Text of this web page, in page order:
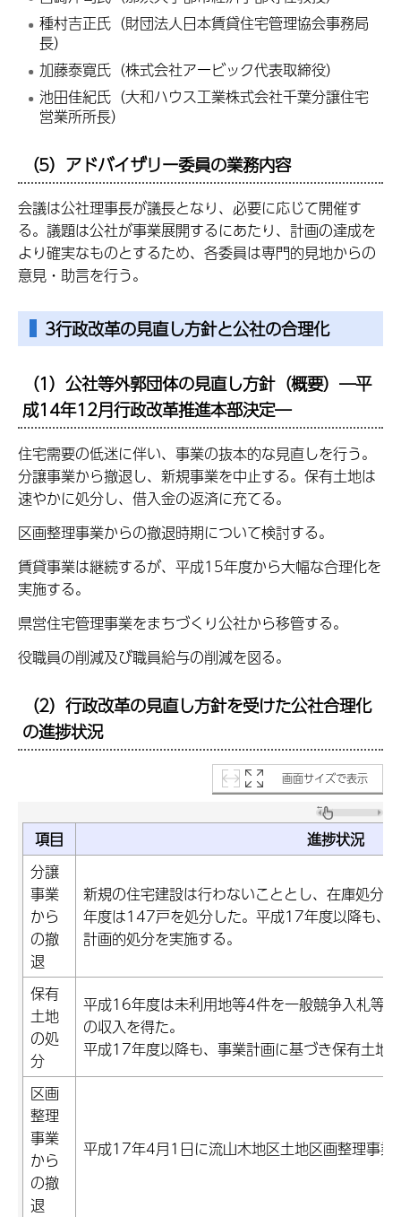
種村吉正氏（財団法人日本賃貸住宅管理協会事務局
長）
加藤泰寛氏（株式会社アービック代表取締役）
池田佳紀氏（大和ハウス工業株式会社千葉分譲住宅
営業所所長）
（5）アドバイザリー委員の業務内容
会議は公社理事長が議長となり、必要に応じて開催す
る。議題は公社が事業展開するにあたり、計画の達成を
より確実なものとするため、各委員は専門的見地からの
意見・助言を行う。
3行政改革の見直し方針と公社の合理化
（1）公社等外郭団体の見直し方針（概要）―平
成14年12月行政改革推進本部決定―
住宅需要の低迷に伴い、事業の抜本的な見直しを行う。
分譲事業から撤退し、新規事業を中止する。保有土地は
速やかに処分し、借入金の返済に充てる。
区画整理事業からの撤退時期について検討する。
賃貸事業は継続するが、平成15年度から大幅な合理化を
実施する。
県営住宅管理事業をまちづくり公社から移管する。
役職員の削減及び職員給与の削減を図る。
（2）行政改革の見直し方針を受けた公社合理化
の進捗状況
画面サイズで表示
項目
進捗状況
分譲
事業
から
の撤
退
新規の住宅建設は行わないこととし、在庫処分
年度は147戸を処分した。平成17年度以降も、
計画的処分を実施する。
保有
土地
の処
分
平成16年度は未利用地等4件を一般競争入札等
の収入を得た。
平成17年度以降も、事業計画に基づき保有土地
区画
整理
事業
から
の撤
退
平成17年4月1日に流山木地区土地区画整理事業